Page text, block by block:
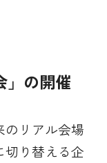
」の開催
のリアル会場
切り替える企